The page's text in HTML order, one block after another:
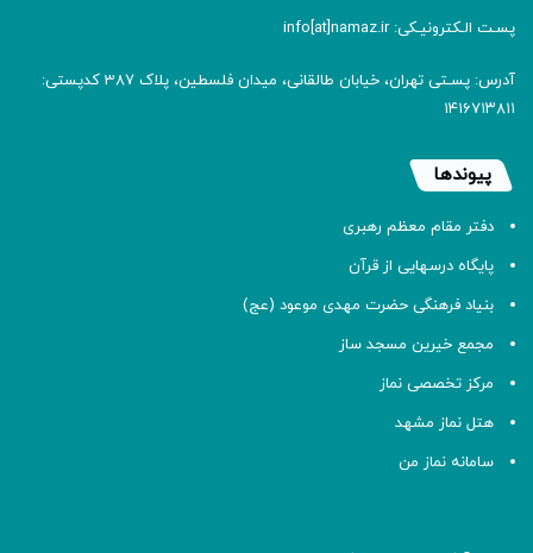
پسـت الـکترونیـکی: info[at]namaz.ir
آدرس: پسـتی تهران، خیابان طالقانی، میدان فلسطین، پلاک 387 کدپستی:
۱۴۱۶۷۱۳۸۱۱
پیوندها
دفتر مقام معظم رهبری
پایگاه درسهایی از قرآن
بنیاد فرهنگی حضرت مهدی موعود (عج)
مجمع خیرین مسجد ساز
مرکز تخصصی نماز
هتل نماز مشهد
سامانه نماز من